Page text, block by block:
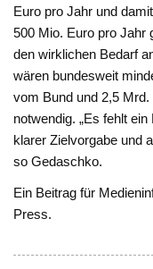
Euro pro Jahr und
500 Mio. Euro pro Jahr
den wirklichen Bedarf
wären bundesweit
vom Bund und 2,5
notwendig. „Es fehlt
klarer Zielvorgabe und
so Gedaschko.
Ein Beitrag für
Press.